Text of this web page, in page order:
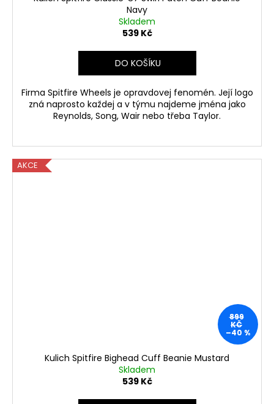
Navy
Skladem
539 Kč
DO KOŠÍKU
Firma Spitfire Wheels je opravdovej fenomén. Její logo
zná naprosto každej a v týmu najdeme jména jako
Reynolds, Song, Wair nebo třeba Taylor.
AKCE
899
KČ
–40 %
Kulich Spitfire Bighead Cuff Beanie Mustard
Skladem
539 Kč